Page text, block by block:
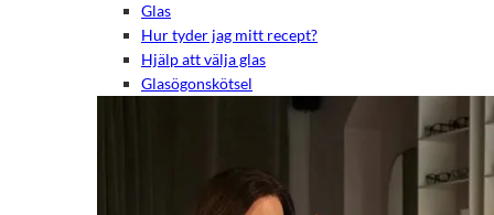
Glas
Hur tyder jag mitt recept?
Hjälp att välja glas
Glasögonskötsel